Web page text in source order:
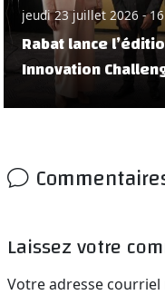
jeudi 23 juillet 2026 -
Rabat lance
Innovation
Laissez votre
Votre adresse courriel